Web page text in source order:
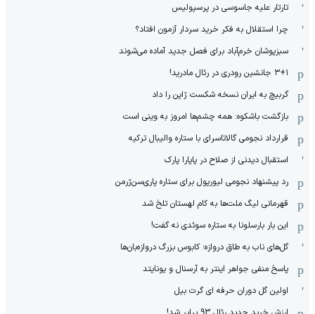
تارتار علیه جاسوسی در پرسپولیس
چرا استقلال به فکر خرید سردار آزمون افتاد؟
سبزپوشان خرم‌آباد برای فصل جدید آماده می‌شوند
۳+۱ جانشین رودری در رئال مادرید!
گربیچ به ایران نسخه شکست ژاپن را داد
بازگشت باشکوه: همه چشم‌ها امروز به وینی است
قرارداد نجومی گالاتاسرای با ستاره والیبال ترکیه
استقبال دیدنی از صلاح در پاپارا پارک
رد پیشنهاد نجومی لیورپول برای ستاره پاری‌سن‌ژرمن
قهرمانی لیگ ملت‌ها به کام لهستان تلخ شد
این بار بارسلونا به ستاره سوئدی نه گفت!
گل‌های ناب به طاق دروازه؛ کابوس بزرگ دروازه‌بان‌ها
پاسخ منفی جواهر اینتر به آرسنال و یونایتد
اولین گل دوران حرفه ای گرت بیل